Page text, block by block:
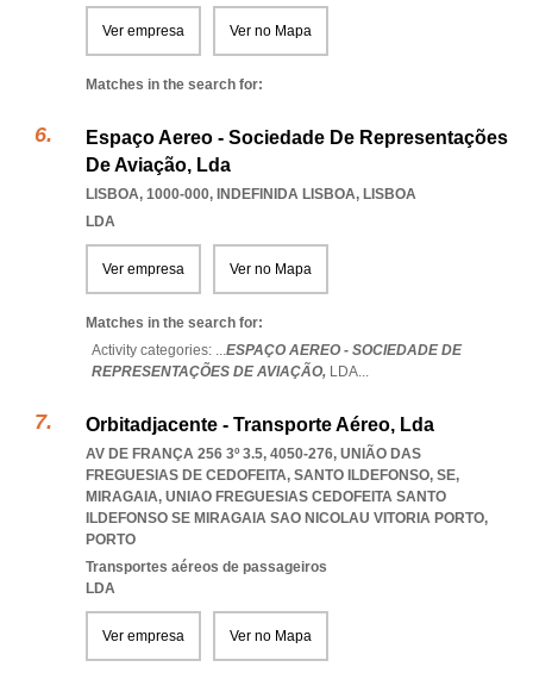
Ver empresa Ver no Mapa
Matches in the search for:
Espaço Aereo - Sociedade De Representações
De Aviação, Lda
LISBOA, 1000-000, INDEFINIDA LISBOA, LISBOA
LDA
Ver empresa Ver no Mapa
Matches in the search for:
Activity categories: ...ESPAÇO AEREO - SOCIEDADE DE
REPRESENTAÇÕES DE AVIAÇÃO, LDA...
Orbitadjacente - Transporte Aéreo, Lda
AV DE FRANÇA 256 3º 3.5, 4050-276, UNIÃO DAS
FREGUESIAS DE CEDOFEITA, SANTO ILDEFONSO, SE,
MIRAGAIA, UNIAO FREGUESIAS CEDOFEITA SANTO
ILDEFONSO SE MIRAGAIA SAO NICOLAU VITORIA PORTO,
PORTO
Transportes aéreos de passageiros
LDA
Ver empresa Ver no Mapa